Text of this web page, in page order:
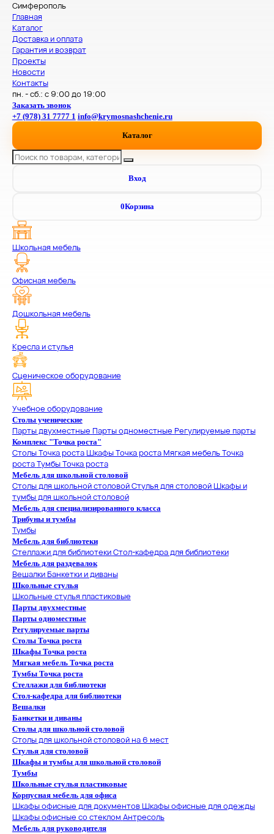
Симферополь
Главная
Каталог
Доставка и оплата
Гарантия и возврат
Проекты
Новости
Контакты
пн. - сб.: с 9:00 до 19:00
Заказать звонок
+7 (978) 31 7777 1 info@krymosnashchenie.ru
Каталог
Вход
0Корзина
Школьная мебель
Офисная мебель
Дошкольная мебель
Кресла и стулья
Сценическое оборудование
Учебное оборудование
Столы ученические
Парты двухместные Парты одноместные Регулируемые парты
Комплекс "Точка роста"
Столы Точка ростаШкафы Точка ростаМягкая мебель Точка
ростаТумбы Точка роста
Мебель для школьной столовой
Столы для школьной столовойСтулья для столовойШкафы и
тумбы для школьной столовой
Мебель для специализированного класса
Трибуны и тумбы
Тумбы
Мебель для библиотеки
Стеллажи для библиотекиСтол-кафедра для библиотеки
Мебель для раздевалок
ВешалкиБанкетки и диваны
Школьные стулья
Школьные стулья пластиковые
Парты двухместные
Парты одноместные
Регулируемые парты
Столы Точка роста
Шкафы Точка роста
Мягкая мебель Точка роста
Тумбы Точка роста
Стеллажи для библиотеки
Стол-кафедра для библиотеки
Вешалки
Банкетки и диваны
Столы для школьной столовой
Столы для школьной столовой на 6 мест
Стулья для столовой
Шкафы и тумбы для школьной столовой
Тумбы
Школьные стулья пластиковые
Корпусная мебель для офиса
Шкафы офисные для документовШкафы офисные для одежды
Шкафы офисные со стеклом Антресоль
Мебель для руководителя